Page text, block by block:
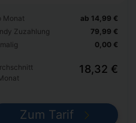
Monat
Zuzahlung
ab 14,99 €
79,99 €
0,00 €
18,32 €
Zum Tarif